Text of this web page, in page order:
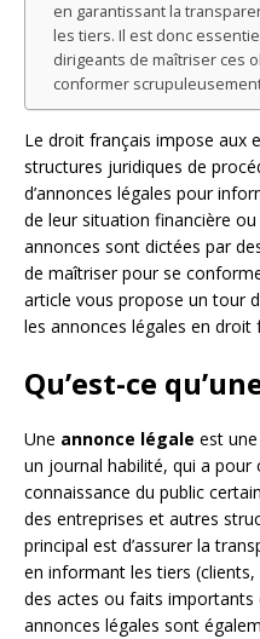
en garantissant la
les tiers. Il est donc
dirigeants de maîtriser ces
conformer
Le droit français impose aux
structures juridiques de
d’annonces légales pour
de leur situation financière
annonces sont dictées par
de maîtriser pour se
article vous propose un tour
les annonces légales en droit
Qu’est-ce
Une annonce légale est
un journal habilité, qui a
connaissance du public
des entreprises et autres
principal est d’assurer la
en informant les tiers
des actes ou faits importants
annonces légales sont